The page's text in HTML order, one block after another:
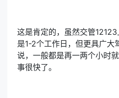
这是肯定的，虽然交管
是1-2个工作日，但更具广大
说，一般都是再一两个小时
事很快了。